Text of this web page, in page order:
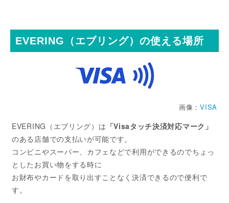
EVERING（エブリング）の使える場所
画像：VISA
EVERING（エブリング）は 「Visaタッチ決済対応マーク」
のある店舗での支払いが可能です。
コンビニやスーパー、カフェなどで利用ができるのでちょっ
としたお買い物をする時に
お財布やカードを取り出すことなく決済できるので便利で
す。